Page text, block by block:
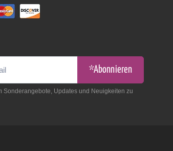
*Abonnieren
Sonderangebote, Updates und Neuigkeiten zu